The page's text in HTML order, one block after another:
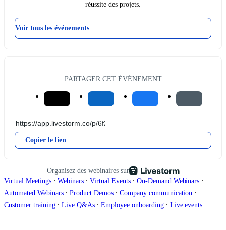
réussite des projets.
Voir tous les événements
PARTAGER CET ÉVÉNEMENT
Copier le lien
Organisez des webinaires sur
Virtual Meetings ∙ Webinars ∙ Virtual Events ∙ On-Demand Webinars ∙
Automated Webinars ∙ Product Demos ∙ Company communication ∙
Customer training ∙ Live Q&As ∙ Employee onboarding ∙ Live events